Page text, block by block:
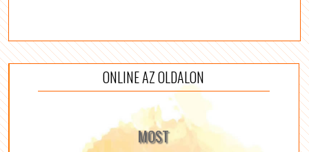
ONLINE AZ OLDALON
MOST